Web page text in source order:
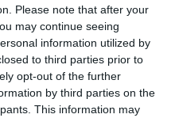
Please note that after your
may continue seeing
information utilized by
to third parties prior to
opt-out of the further
by third parties on the
This information may